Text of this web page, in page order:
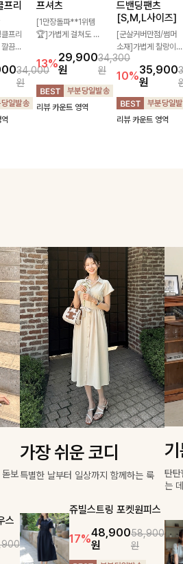
리
프리
끔하
일
넉한
완벽히
스에
34,000
원
프셔츠
[1만장돌파**1위템
🏆]가볍게 걸쳐도 살
감, 여름에 딱 맞는 코
튼 셔츠❤️ 여유 있는
핏과 스트라이프 패
턴, 자연스러운 실루
엣으로 데일리 코디에
13%29,900
원
34,300
원
리뷰 카운트 영역
드밴딩팬츠
[S,M,L사이즈]
[군살커버만점/썸머
소재]가볍게 찰랑이는
원단과 여유로운 와이
드 핏으로 하루 종일
편안하게 착용하실 수
있는 팬츠입니다 🖤
✨ 허리 전체 밴딩과
스트링 디테일로 안정
10%35,900
원
리뷰 카운트 영역
돋보
스
가장 쉬운 코디
특별한 날부터 일상까지 함께하는 룩
쥬빌스트링 포켓원피스
17%48,900
원
58,900
원
탄
는